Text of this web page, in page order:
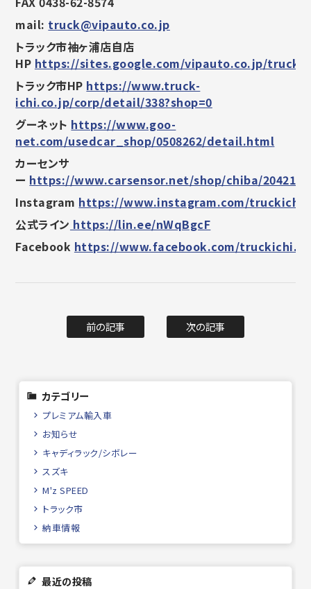
mail: truck@vipauto.co.jp
トラック市袖ヶ浦店自店
HP https://sites.google.com/vipauto.co.jp/
トラック市HP https://www.truck-
ichi.co.jp/corp/detail/338?shop=0
グーネット https://www.goo-
net.com/usedcar_shop/0508262/detail.html
カーセンサ
ー https://www.carsensor.net/shop/chiba/
Instagram https://www.instagram.com/
公式ライン https://lin.ee/nWqBgcF
Facebook https://www.facebook.com/
前の記事 次の記事
カテゴリー
プレミアム輸入車
お知らせ
キャディラック/シボレー
スズキ
M'z SPEED
トラック市
納車情報
最近の投稿